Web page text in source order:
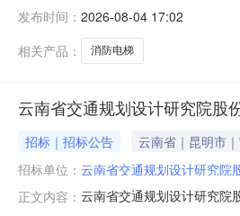
区新城路1号晋开集团院内
发布时间： 2026-08-04 17:02
相关产品：
消防电梯
云南省交通规划设计研究院股
招标｜招标公告 云南省｜昆明市
招标单位： 云南省交通规划设计研究院
正文内容： 云南省交通规划设计研究院